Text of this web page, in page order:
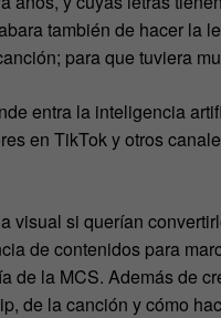
también de hacer la
para que tuviera
entra la inteligencia
en TikTok y otros
visual si querían
de contenidos para
de la MCS. Además de
de la canción y cómo